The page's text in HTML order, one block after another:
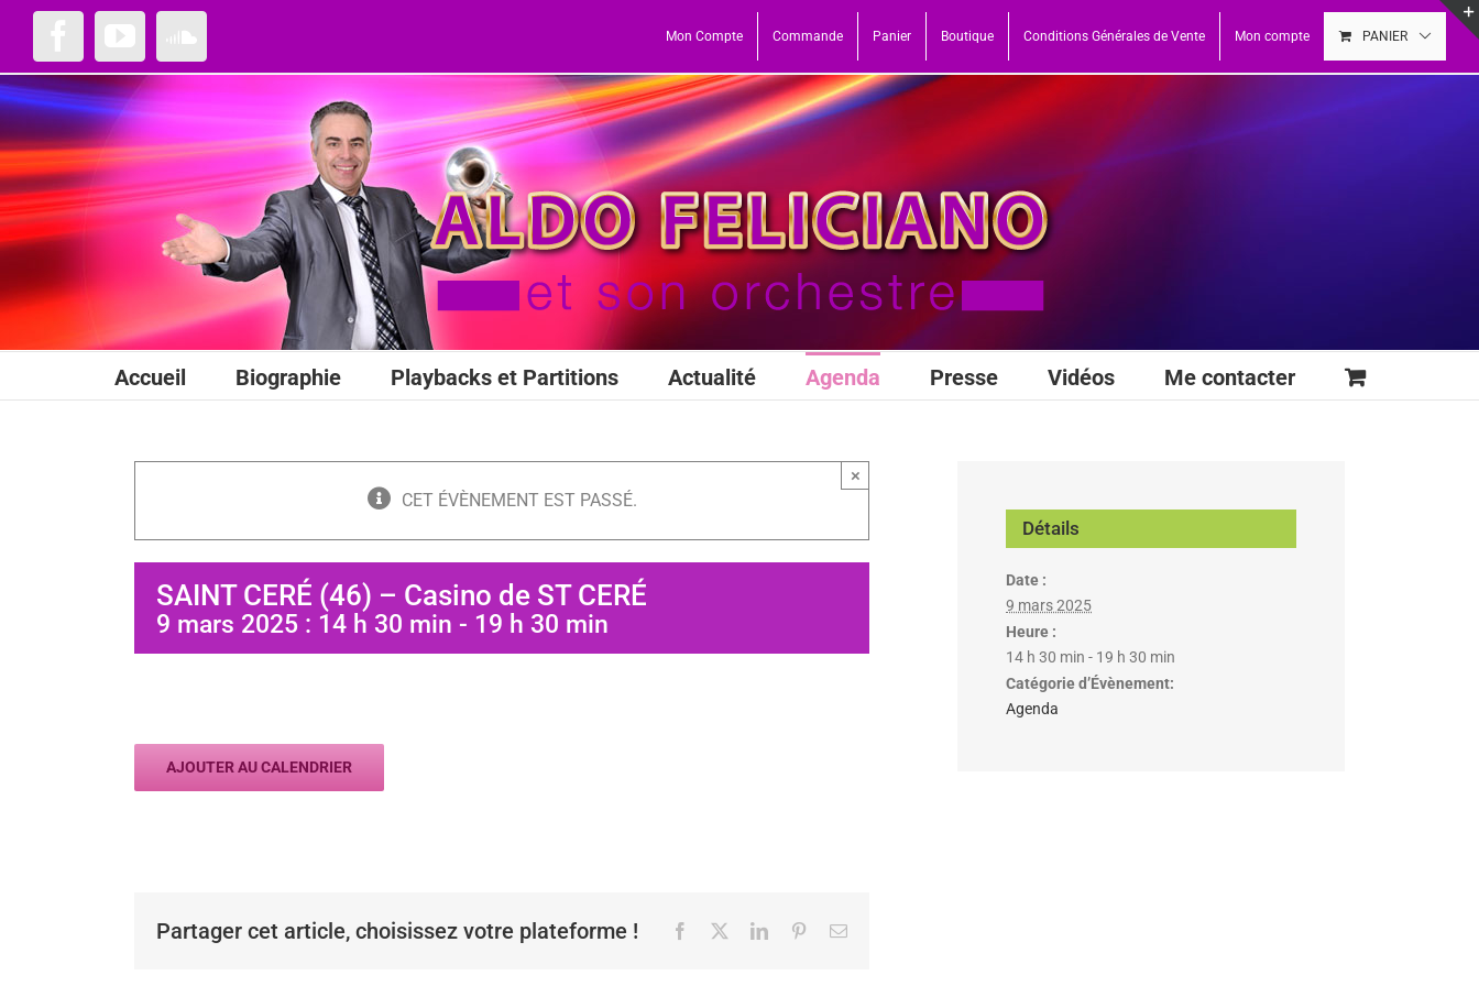
Passer
contenu
Mon Compte Commande Panier Boutique Conditions Générales de Vente Mon compte PANIER
Accueil Biographie Playbacks et Partitions Actualité Agenda Presse Vidéos Me contacter
CET ÉVÈNEMENT EST PASSÉ.
×
SAINT CERÉ (46) – Casino de ST CERÉ
9 mars 2025 : 14 h 30 min - 19 h 30 min
AJOUTER AU CALENDRIER
Partager cet article, choisissez votre plateforme ! Facebook LinkedInPinterestEmail
Détails
Date :
9 mars 2025
Heure :
14 h 30 min - 19 h 30 min
Catégorie d’Évènement:
Agenda